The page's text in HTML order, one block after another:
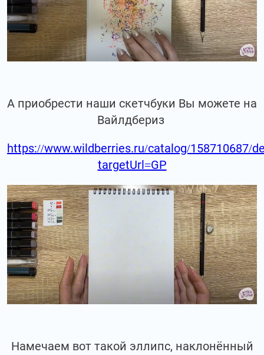
А приобрести наши скетчбуки Вы можете на
Вайлдбериз
https://www.wildberries.ru/catalog/158710687/
targetUrl=GP
Намечаем вот такой эллипс, наклонённый